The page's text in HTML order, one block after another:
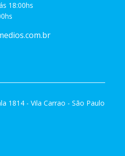
18:00hs
1814 - Vila Carrao - São Paulo